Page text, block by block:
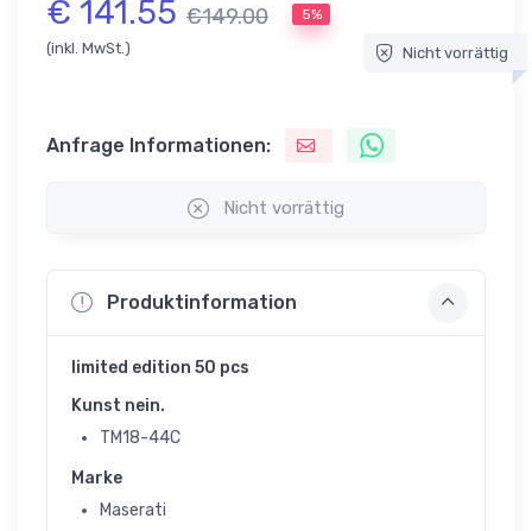
€ 141.55 €149.00 5%
(inkl. MwSt.) Nicht vorrättig
Anfrage Informationen:
Nicht vorrättig
Produktinformation
limited edition 50 pcs
Kunst nein.
TM18-44C
Marke
Maserati